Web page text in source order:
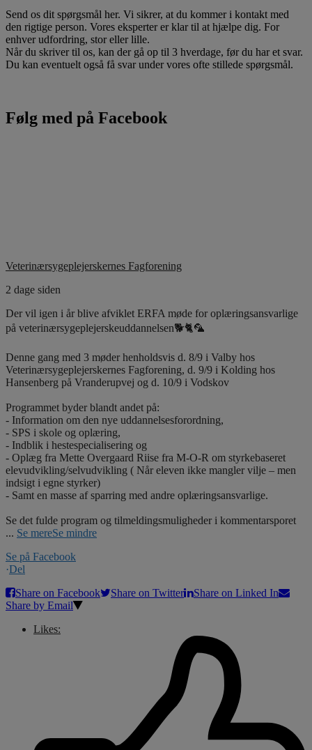
Send os dit spørgsmål her. Vi sikrer, at du kommer i kontakt med
den rigtige person. Vores eksperter er klar til at hjælpe dig. For
enhver udfordring, stor eller lille.
Når du skriver til os, kan der gå op til 3 hverdage, før du har et svar.
Du kan eventuelt også få svar under vores ofte stillede spørgsmål.
Følg med på Facebook
Veterinærsygeplejerskernes Fagforening
2 dage siden
Der vil igen i år blive afviklet ERFA møde for oplæringsansvarlige
på veterinærsygeplejerskeuddannelsen🐕🐈🦜
Denne gang med 3 møder henholdsvis d. 8/9 i Valby hos
Veterinærsygeplejerskernes Fagforening, d. 9/9 i Kolding hos
Hansenberg på Vranderupvej og d. 10/9 i Vodskov
Programmet byder blandt andet på:
- Information om den nye uddannelsesforordning,
- SPS i skole og oplæring,
- Indblik i hestespecialisering og
- Oplæg fra Mette Overgaard Riise fra M-O-R om styrkebaseret
elevudvikling/selvudvikling ( Når eleven ikke mangler vilje – men
indsigt i egne styrker)
- Samt en masse af sparring med andre oplæringsansvarlige.
Se det fulde program og tilmeldingsmuligheder i kommentarsporet
... Se mereSe mindre
Se på Facebook
·Del
Share on Facebook
Share on Twitter
Share on Linked In
Share by Email
Likes: